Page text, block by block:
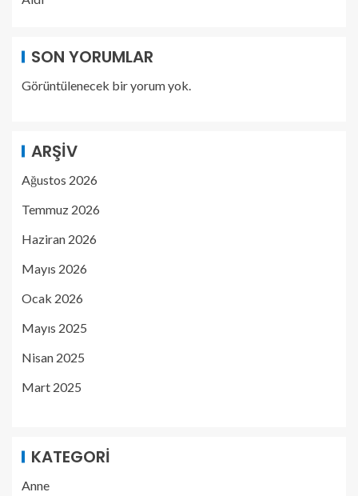
SON YORUMLAR
Görüntülenecek bir yorum yok.
ARŞIV
Ağustos 2026
Temmuz 2026
Haziran 2026
Mayıs 2026
Ocak 2026
Mayıs 2025
Nisan 2025
Mart 2025
KATEGORI
Anne